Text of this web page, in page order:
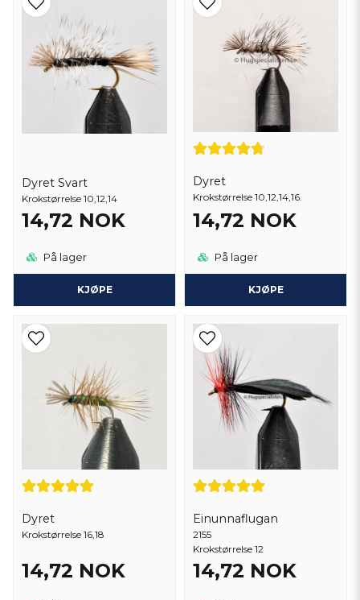
Dyret Svart
Krokstørrelse 10,12,14
14,72 NOK
På lager
KJØPE
Dyret
Krokstørrelse 10,12,14,16.
14,72 NOK
På lager
KJØPE
Dyret
Krokstørrelse 16,18
14,72 NOK
Einunnaflugan
2155
Krokstørrelse 12
14,72 NOK